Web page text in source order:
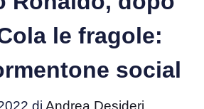
le fragole:
social
di Andrea Desideri